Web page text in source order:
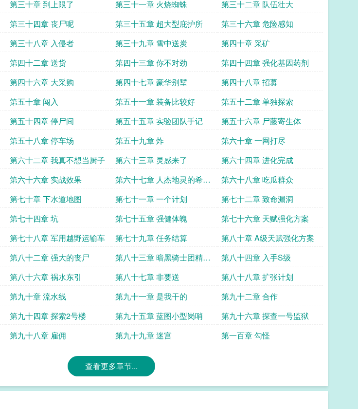
第三十章 到上限了 第三十一章 火烧蜘蛛
第三十二章 队伍壮大
第三十四章 丧尸呢 第三十五章 超大型庇护所
第三十六章 危险感知
第三十八章 入侵者 第三十九章 雪中送炭
第四十章 采矿
第四十二章 送货 第四十三章 你不对劲
第四十四章 强化基因药剂
第四十六章 大采购 第四十七章 豪华别墅
第四十八章 招募
第五十章 闯入 第五十一章 装备比较好
第五十二章 单独探索
第五十四章 停尸间 第五十五章 实验团队手记
第五十六章 尸藤寄生体
第五十八章 停车场 第五十九章 炸
第六十章 一网打尽
第六十二章 我真不想当厨子 第六十三章 灵感来了
第六十四章 进化完成
第六十六章 实战效果
第六十七章 人杰地灵的希望
镇
第六十八章 吃瓜群众
第七十章 下水道地图 第七十一章 一个计划
第七十二章 致命漏洞
第七十四章 坑 第七十五章 强健体魄
第七十六章 天赋强化方案
第七十八章 军用越野运输车 第七十九章 任务结算
第八十章 A级天赋强化方案
第八十二章 强大的丧尸
第八十三章 暗黑骑士团精英
士兵
第八十四章 入手S级
第八十六章 祸水东引 第八十七章 非要送
第八十八章 扩张计划
第九十章 流水线 第九十一章 是我干的
第九十二章 合作
第九十四章 探索2号楼 第九十五章 蓝图小型岗哨
第九十六章 探查一号监狱
第九十八章 雇佣 第九十九章 迷宫 第一百章 勾怪
查看更多章节...